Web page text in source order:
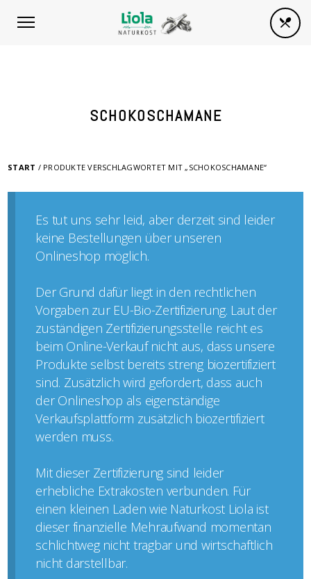
SCHOKOSCHAMANE
START / PRODUKTE VERSCHLAGWORTET MIT „SCHOKOSCHAMANE“
Es tut uns sehr leid, aber derzeit sind leider
keine Bestellungen über unseren
Onlineshop möglich.
Der Grund dafür liegt in den rechtlichen
Vorgaben zur EU-Bio-Zertifizierung. Laut der
zuständigen Zertifizierungsstelle reicht es
beim Online-Verkauf nicht aus, dass unsere
Produkte selbst bereits streng biozertifiziert
sind. Zusätzlich wird gefordert, dass auch
der Onlineshop als eigenständige
Verkaufsplattform zusätzlich biozertifiziert
werden muss.
Mit dieser Zertifizierung sind leider
erhebliche Extrakosten verbunden. Für
einen kleinen Laden wie Naturkost Liola ist
dieser finanzielle Mehraufwand momentan
schlichtweg nicht tragbar und wirtschaftlich
nicht darstellbar.